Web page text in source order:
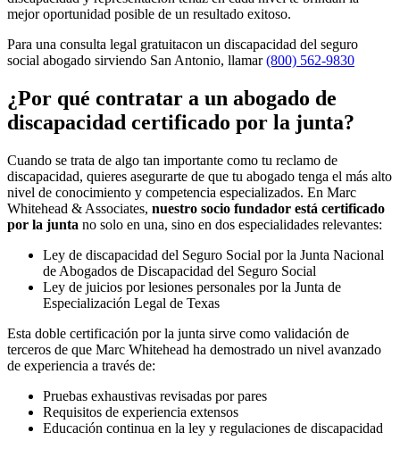
mejor oportunidad posible de un resultado exitoso.
Para una consulta legal gratuitacon un discapacidad del seguro
social abogado sirviendo San Antonio, llamar(800) 562-9830
¿Por qué contratar a un abogado de
discapacidad certificado por la junta?
Cuando se trata de algo tan importante como tu reclamo de
discapacidad, quieres asegurarte de que tu abogado tenga el más alto
nivel de conocimiento y competencia especializados. En Marc
Whitehead & Associates, nuestro socio fundador está certificado
por la junta no solo en una, sino en dos especialidades relevantes:
Ley de discapacidad del Seguro Social por la Junta Nacional
de Abogados de Discapacidad del Seguro Social
Ley de juicios por lesiones personales por la Junta de
Especialización Legal de Texas
Esta doble certificación por la junta sirve como validación de
terceros de que Marc Whitehead ha demostrado un nivel avanzado
de experiencia a través de:
Pruebas exhaustivas revisadas por pares
Requisitos de experiencia extensos
Educación continua en la ley y regulaciones de discapacidad